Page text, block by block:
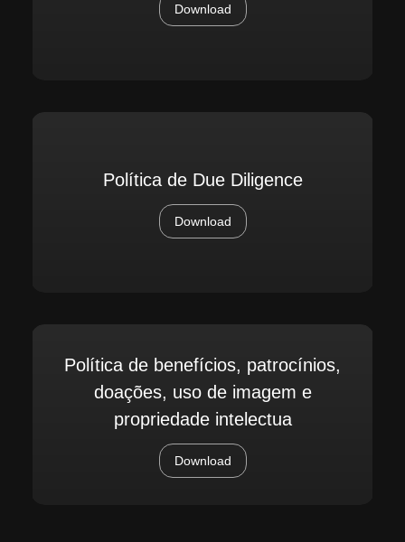
Download
Política de Due Diligence
Download
Política de benefícios, patrocínios,
doações, uso de imagem e
propriedade intelectua
Download